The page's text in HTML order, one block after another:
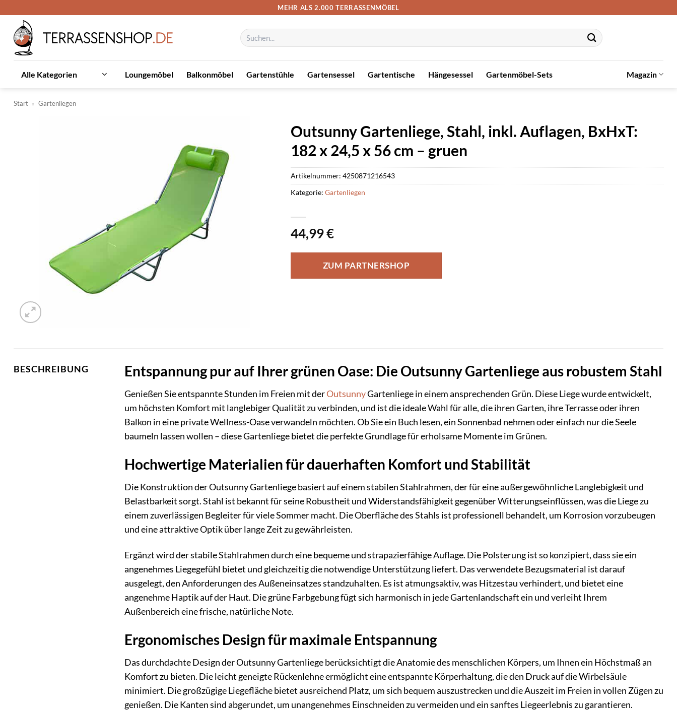
Inhalt
springen
MEHR ALS 2.000 TERRASSENMÖBEL
Suchen
nach:
Alle Kategorien Loungemöbel Balkonmöbel Gartenstühle Gartensessel Gartentische Hängesessel Gartenmöbel-Sets Magazin
Start » Gartenliegen
Outsunny Gartenliege, Stahl, inkl. Auflagen, BxHxT:
182 x 24,5 x 56 cm – gruen
44,99€
ZUM PARTNERSHOP
Artikelnummer: 4250871216543
Kategorie: Gartenliegen
BESCHREIBUNG Entspannung pur auf Ihrer grünen Oase: Die Outsunny Gartenliege aus robustem Stahl
Genießen Sie entspannte Stunden im Freien mit derOutsunnyGartenliege in einem ansprechenden Grün. Diese Liege wurde entwickelt,
um höchsten Komfort mit langlebiger Qualität zu verbinden, und ist die ideale Wahl für alle, die ihren Garten, ihre Terrasse oder ihren
Balkon in eine private Wellness-Oase verwandeln möchten. Ob Sie ein Buch lesen, ein Sonnenbad nehmen oder einfach nur die Seele
baumeln lassen wollen – diese Gartenliege bietet die perfekte Grundlage für erholsame Momente im Grünen.
Hochwertige Materialien für dauerhaften Komfort und Stabilität
Die Konstruktion der Outsunny Gartenliege basiert auf einem stabilen Stahlrahmen, der für eine außergewöhnliche Langlebigkeit und
Belastbarkeit sorgt. Stahl ist bekannt für seine Robustheit und Widerstandsfähigkeit gegenüber Witterungseinflüssen, was die Liege zu
einem zuverlässigen Begleiter für viele Sommer macht. Die Oberfläche des Stahls ist professionell behandelt, um Korrosion vorzubeugen
und eine attraktive Optik über lange Zeit zu gewährleisten.
Ergänzt wird der stabile Stahlrahmen durch eine bequeme und strapazierfähige Auflage. Die Polsterung ist so konzipiert, dass sie ein
angenehmes Liegegefühl bietet und gleichzeitig die notwendige Unterstützung liefert. Das verwendete Bezugsmaterial ist darauf
ausgelegt, den Anforderungen des Außeneinsatzes standzuhalten. Es ist atmungsaktiv, was Hitzestau verhindert, und bietet eine
angenehme Haptik auf der Haut. Die grüne Farbgebung fügt sich harmonisch in jede Gartenlandschaft ein und verleiht Ihrem
Außenbereich eine frische, natürliche Note.
Ergonomisches Design für maximale Entspannung
Das durchdachte Design der Outsunny Gartenliege berücksichtigt die Anatomie des menschlichen Körpers, um Ihnen ein Höchstmaß an
Komfort zu bieten. Die leicht geneigte Rückenlehne ermöglicht eine entspannte Körperhaltung, die den Druck auf die Wirbelsäule
minimiert. Die großzügige Liegefläche bietet ausreichend Platz, um sich bequem auszustrecken und die Auszeit im Freien in vollen Zügen zu
genießen. Die Kanten sind abgerundet, um unangenehmes Einschneiden zu vermeiden und ein sanftes Liegeerlebnis zu garantieren.